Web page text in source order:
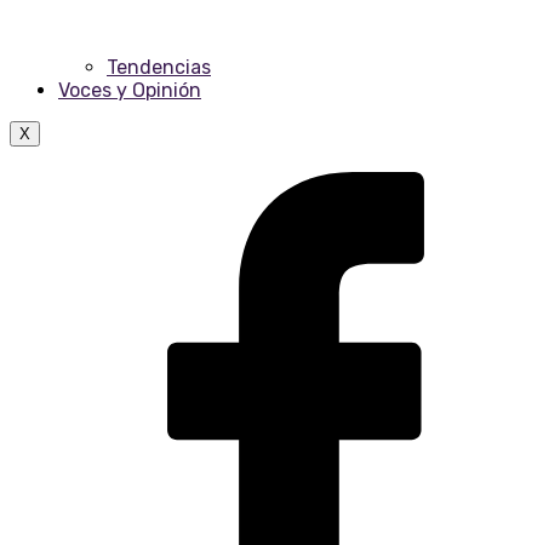
Tendencias
Voces y Opinión
X